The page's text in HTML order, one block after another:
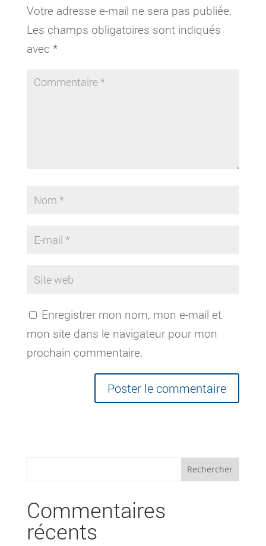
Votre adresse e-mail ne sera pas publiée.
Les champs obligatoires sont indiqués
avec *
Enregistrer mon nom, mon e-mail et
mon site dans le navigateur pour mon
prochain commentaire.
Commentaires
récents